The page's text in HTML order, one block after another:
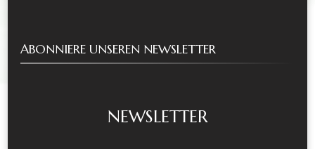
ABONNIERE UNSEREN NEWSLETTER
NEWSLETTER